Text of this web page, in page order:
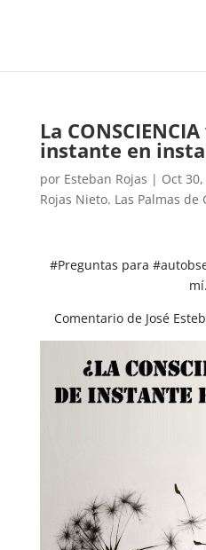
La
instante en
por Esteban Rojas | Oct
Rojas Nieto. Las Palmas de
#Preguntas para
mí.
Comentario de José